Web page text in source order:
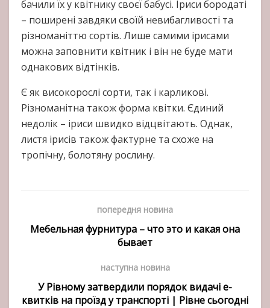
бачили їх у квітнику своєї бабусі. Іриси бородаті
– поширені завдяки своїй невибагливості та
різноманіттю сортів. Лише самими ірисами
можна заповнити квітник і він не буде мати
однакових відтінків.
Є як високорослі сорти, так і карликові.
Різноманітна також форма квітки. Єдиний
недолік – іриси швидко відцвітають. Однак,
листя ірисів також фактурне та схоже на
тропічну, болотяну рослину.
попередня новина
Мебельная фурнитура – что это и какая она
бывает
наступна новина
У Рівному затвердили порядок видачі е-
квитків на проїзд у транспорті | Рівне сьогодні